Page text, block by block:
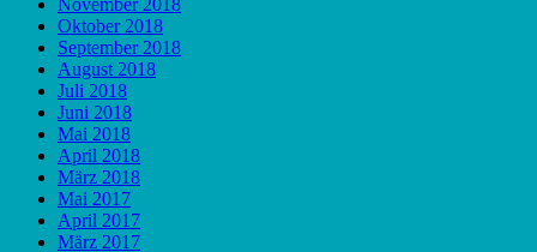
November 2018
Oktober 2018
September 2018
August 2018
Juli 2018
Juni 2018
Mai 2018
April 2018
März 2018
Mai 2017
April 2017
März 2017